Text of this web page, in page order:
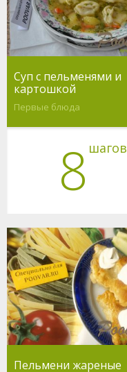
Суп с пельменями и
картошкой
Первые блюда
8 шагов
Пельмени жареные